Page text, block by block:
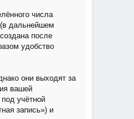
числа
дальнейшем
после
удобство
они выходят за
вашей
учётной
запись») и